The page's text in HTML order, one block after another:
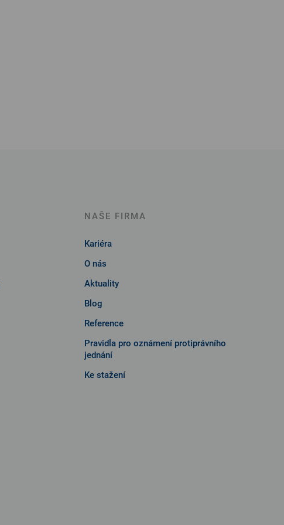
NAŠE FIRMA
Kariéra
O nás
Aktuality
Blog
Reference
Pravidla pro oznámení protiprávního
jednání
Ke stažení